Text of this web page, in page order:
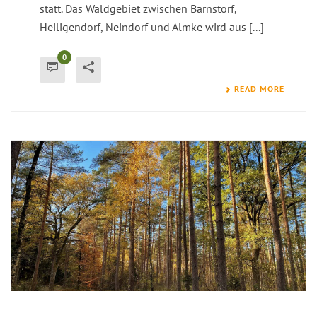
statt. Das Waldgebiet zwischen Barnstorf,
Heiligendorf, Neindorf und Almke wird aus [...]
0
READ MORE